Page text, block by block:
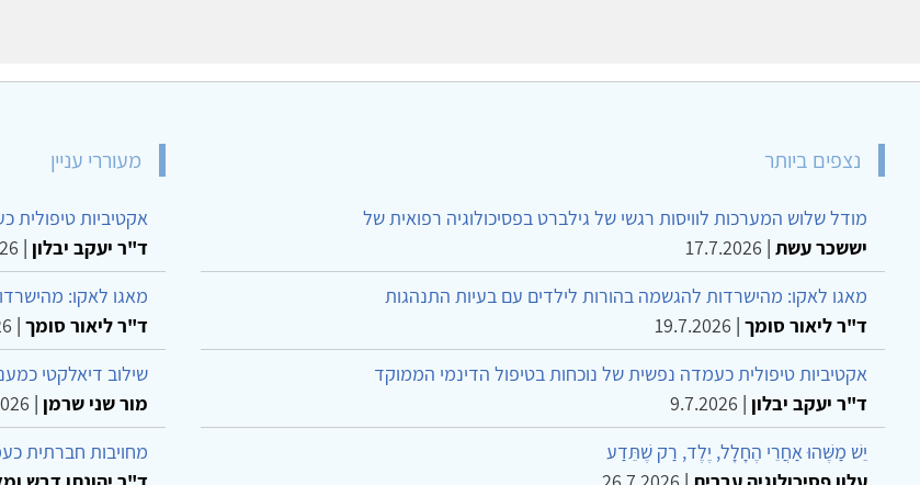
נצפים ביותר
מודל שלוש המערכות לוויסות רגשי של גילברט בפסיכולוגיה רפואית של
יששכר עשת |
17.7.2026
מאגו לאקו: מהישרדות להגשמה בהורות לילדים עם בעיות התנהגות
ד"ר ליאור סומך |
19.7.2026
אקטיביות טיפולית כעמדה נפשית של נוכחות בטיפול הדינמי הממוקד
ד"ר יעקב יבלון |
9.7.2026
יֵשׁ מַשֶּׁהוּ אַחֲרֵי הֶחָלָל, יֶלֶד, רַק שֶׁתֵּדַע
מעוררי עניין
אקטיביות טיפולית
ד"ר יעקב יבלון |
מאגו לאקו:
ד"ר ליאור סומך |
שילוב דיאלקטי
מור שני שרמן |
מחויבות חברתית